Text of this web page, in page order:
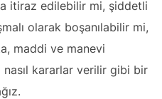
itiraz edilebilir mi, şiddetli
olarak boşanılabilir mi,
maddi ve manevi
kararlar verilir gibi bir